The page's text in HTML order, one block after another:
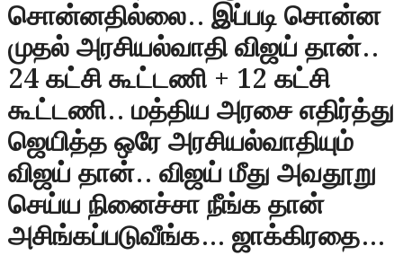
சொன்னதில்லை.. இப்படி சொன்ன
முதல் அரசியல்வாதி விஜய் தான்..
24 கட்சி கூட்டணி + 12 கட்சி
கூட்டணி.. மத்திய அரசை எதிர்த்து
ஜெயித்த ஒரே அரசியல்வாதியும்
விஜய் தான்.. விஜய் மீது அவதூறு
செய்ய நினைச்சா நீங்க தான்
அசிங்கப்படுவீங்க… ஜாக்கிரதை…